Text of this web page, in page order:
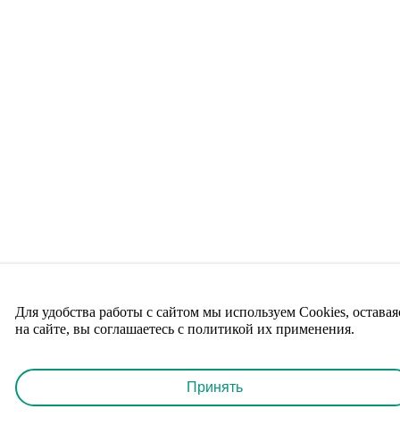
Для удобства работы с сайтом мы используем Cookies,
на сайте, вы соглашаетесь с политикой их применения.
Принять